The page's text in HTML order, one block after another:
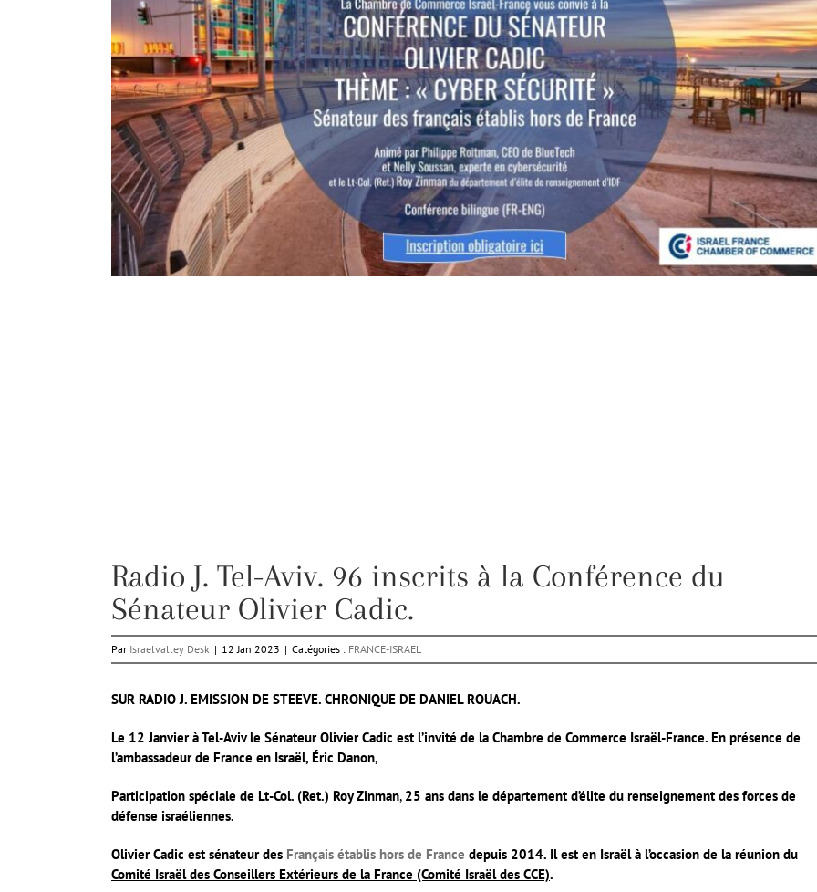
Radio J. Tel-Aviv. 96 inscrits à la Conférence du
Sénateur Olivier Cadic.
Par Israelvalley Desk | 12 Jan 2023 | Catégories : FRANCE-ISRAEL
SUR RADIO J. EMISSION DE STEEVE. CHRONIQUE DE DANIEL ROUACH.
Le 12 Janvier à Tel-Aviv le Sénateur Olivier Cadic est l’invité de la Chambre de Commerce Israël-France. En présence de
l’ambassadeur de France en Israël, Éric Danon,
Participation spéciale de Lt-Col. (Ret.) Roy Zinman, 25 ans dans le département d’élite du renseignement des forces de
défense israéliennes.
Olivier Cadic est sénateur des Français établis hors de France depuis 2014. Il est en Israël à l’occasion de la réunion du
Comité Israël des Conseillers Extérieurs de la France (Comité Israël des CCE).